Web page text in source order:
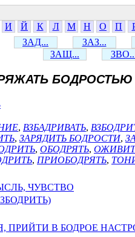
И Й К Л М Н О П
ЗАД...
ЗАЗ...
ЗАЩ...
БОДРОСТЬЮ
, ВЗБАДРИВАТЬ,
, ЗАРЯДИТЬ БОДРОСТИ,
, ОБОДРЯТЬ,
, ПРИОБОДРЯТЬ,
ЧУВСТВО
ПРИЙТИ В БОДРОЕ